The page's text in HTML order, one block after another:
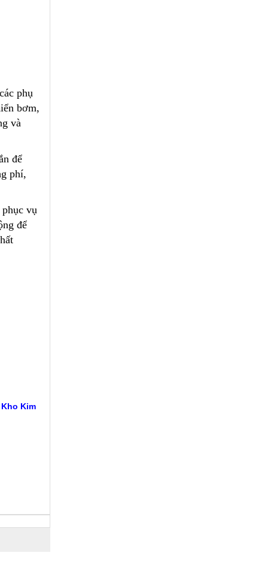
phụ
bơm,
và
để
phí,
vụ
để
Kim